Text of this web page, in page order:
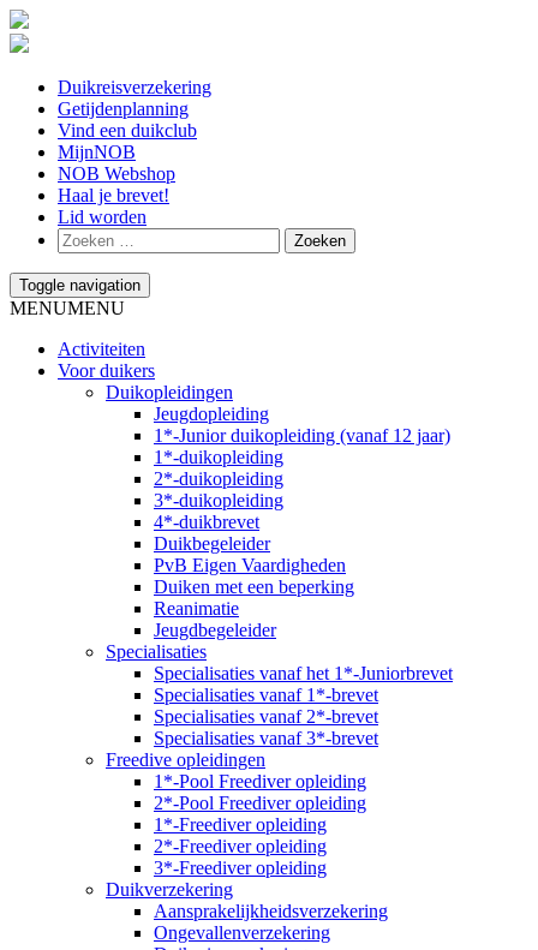
Duikreisverzekering
Getijdenplanning
Vind een duikclub
MijnNOB
NOB Webshop
Haal je brevet!
Lid worden
Toggle navigation
MENUMENU
Activiteiten
Voor duikers
Duikopleidingen
Jeugdopleiding
1*-Junior duikopleiding (vanaf 12 jaar)
1*-duikopleiding
2*-duikopleiding
3*-duikopleiding
4*-duikbrevet
Duikbegeleider
PvB Eigen Vaardigheden
Duiken met een beperking
Reanimatie
Jeugdbegeleider
Specialisaties
Specialisaties vanaf het 1*-Juniorbrevet
Specialisaties vanaf 1*-brevet
Specialisaties vanaf 2*-brevet
Specialisaties vanaf 3*-brevet
Freedive opleidingen
1*-Pool Freediver opleiding
2*-Pool Freediver opleiding
1*-Freediver opleiding
2*-Freediver opleiding
3*-Freediver opleiding
Duikverzekering
Aansprakelijkheidsverzekering
Ongevallenverzekering